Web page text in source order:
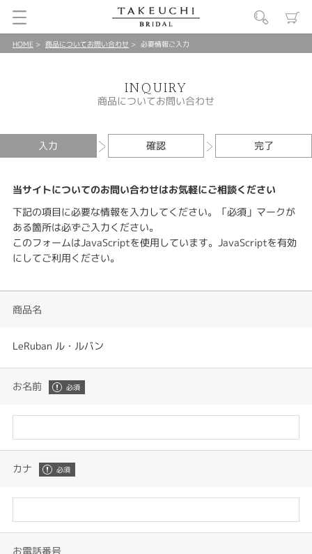
HOME 商品についてお問い合わせ 必要情報ご入力
INQUIRY
商品についてお問い合わせ
入力 確認 完了
当サイトについてのお問い合わせはお気軽にご相談ください
下記の項目に必要な情報を入力してください。「必須」マークが
ある箇所は必ずご入力ください。
このフォームはJavaScriptを使用しています。JavaScriptを有効
にしてご利用ください。
商品名
LeRuban ル・ルバン
お名前
カナ
お電話番号